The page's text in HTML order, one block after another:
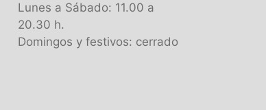
Lunes a Sábado: 11.00 a
20.30 h.
Domingos y festivos: cerrado